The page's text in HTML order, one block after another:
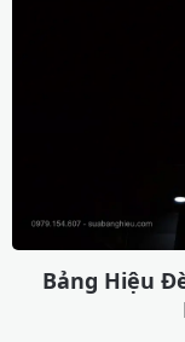
Bảng Hiệu